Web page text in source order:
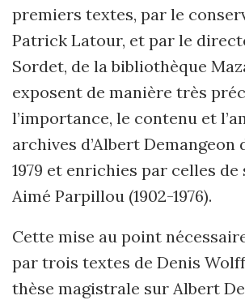
premiers textes, par le
Patrick Latour, et par le
Sordet, de la bibliothèque
exposent de manière très
l’importance, le contenu et
archives d’Albert Demangeon
1979 et enrichies par celles de
Aimé Parpillou (1902-1976).
Cette mise au point
par trois textes de Denis
thèse magistrale sur Albert